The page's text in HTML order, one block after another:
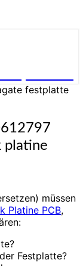
festplatte
platine
müssen
Platine PCB,
Festplatte?